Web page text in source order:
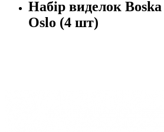
Набір виделок
Oslo (4 шт)